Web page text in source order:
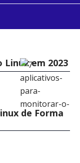
em 2023
de Forma